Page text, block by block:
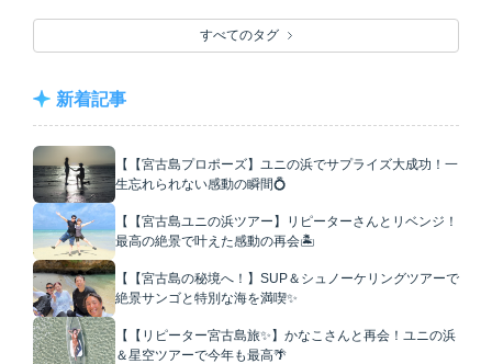
すべてのタグ
新着記事
【【宮古島プロポーズ】ユニの浜でサプライズ大成功！一
生忘れられない感動の瞬間💍
【【宮古島ユニの浜ツアー】リピーターさんとリベンジ！
最高の絶景で叶えた感動の再会🏝️
【【宮古島の秘境へ！】SUP＆シュノーケリングツアーで
絶景サンゴと特別な海を満喫✨
【【リピーター宮古島旅✨】かなこさんと再会！ユニの浜
＆星空ツアーで今年も最高🌴